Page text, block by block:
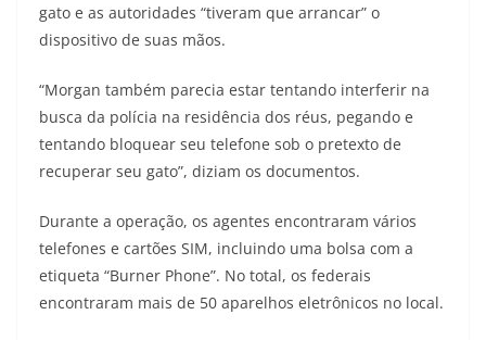
gato e as autoridades “tiveram que arrancar” o
dispositivo de suas mãos.
“Morgan também parecia estar tentando interferir na
busca da polícia na residência dos réus, pegando e
tentando bloquear seu telefone sob o pretexto de
recuperar seu gato”, diziam os documentos.
Durante a operação, os agentes encontraram vários
telefones e cartões SIM, incluindo uma bolsa com a
etiqueta “Burner Phone”. No total, os federais
encontraram mais de 50 aparelhos eletrônicos no local.